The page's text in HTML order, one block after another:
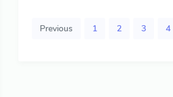
Previous 1 2 3 4